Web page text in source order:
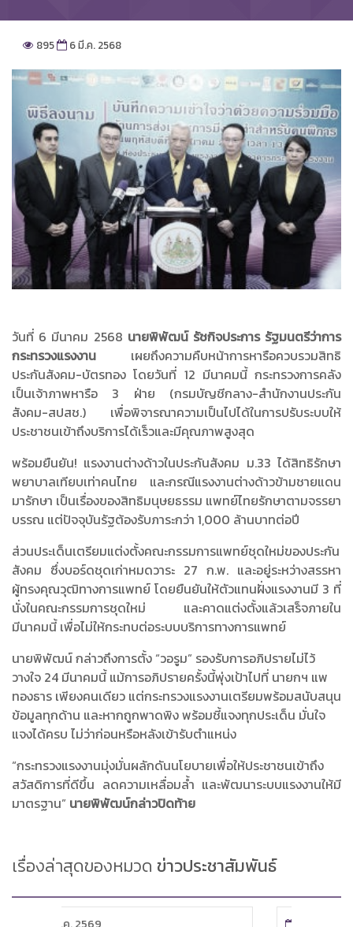
895 6 มี.ค. 2568
วันที่ 6 มีนาคม 2568 นายพิพัฒน์ รัชกิจประการ รัฐมนตรีว่าการ
กระทรวงแรงงาน เผยถึงความคืบหน้าการหารือควบรวมสิทธิ
ประกันสังคม-บัตรทอง โดยวันที่ 12 มีนาคมนี้ กระทรวงการคลัง
เป็นเจ้าภาพหารือ 3 ฝ่าย (กรมบัญชีกลาง-สำนักงานประกัน
สังคม-สปสช.) เพื่อพิจารณาความเป็นไปได้ในการปรับระบบให้
ประชาชนเข้าถึงบริการได้เร็วและมีคุณภาพสูงสุด
พร้อมยืนยัน! แรงงานต่างด้าวในประกันสังคม ม.33 ได้สิทธิรักษา
พยาบาลเทียบเท่าคนไทย และกรณีแรงงานต่างด้าวข้ามชายแดน
มารักษา เป็นเรื่องของสิทธิมนุษยธรรม แพทย์ไทยรักษาตามจรรยา
บรรณ แต่ปัจจุบันรัฐต้องรับภาระกว่า 1,000 ล้านบาทต่อปี
ส่วนประเด็นเตรียมแต่งตั้งคณะกรรมการแพทย์ชุดใหม่ของประกัน
สังคม ซึ่งบอร์ดชุดเก่าหมดวาระ 27 ก.พ. และอยู่ระหว่างสรรหา
ผู้ทรงคุณวุฒิทางการแพทย์ โดยยืนยันให้ตัวแทนฝั่งแรงงานมี 3 ที่
นั่งในคณะกรรมการชุดใหม่ และคาดแต่งตั้งแล้วเสร็จภายใน
มีนาคมนี้ เพื่อไม่ให้กระทบต่อระบบบริการทางการแพทย์
นายพิพัฒน์ กล่าวถึงการตั้ง “วอรูม” รองรับการอภิปรายไม่ไว้
วางใจ 24 มีนาคมนี้ แม้การอภิปรายครั้งนี้พุ่งเป้าไปที่ นายกฯ แพ
ทองธาร เพียงคนเดียว แต่กระทรวงแรงงานเตรียมพร้อมสนับสนุน
ข้อมูลทุกด้าน และหากถูกพาดพิง พร้อมชี้แจงทุกประเด็น มั่นใจ
แจงได้ครบ ไม่ว่าก่อนหรือหลังเข้ารับตำแหน่ง
“กระทรวงแรงงานมุ่งมั่นผลักดันนโยบายเพื่อให้ประชาชนเข้าถึง
สวัสดิการที่ดีขึ้น ลดความเหลื่อมล้ำ และพัฒนาระบบแรงงานให้มี
มาตรฐาน” นายพิพัฒน์กล่าวปิดท้าย
เรื่องล่าสุดของหมวด ข่าวประชาสัมพันธ์